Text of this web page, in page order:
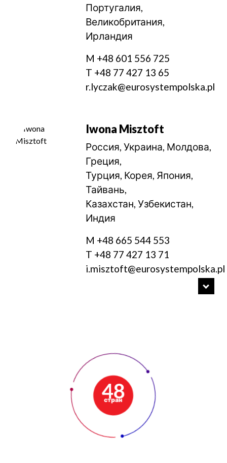
Португалия,
Великобритания,
Ирландия
M +48 601 556 725
T +48 77 427 13 65
r.lyczak@eurosystempolska.pl
Iwona Misztoft
Россия, Украина, Молдова,
Греция,
Турция, Корея, Япония,
Тайвань,
Казахстан, Узбекистан,
Индия
M +48 665 544 553
T +48 77 427 13 71
i.misztoft@eurosystempolska.pl
48
стран